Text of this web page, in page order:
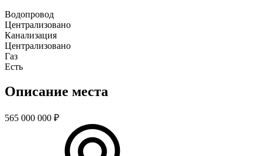
Водопровод
Централизовано
Канализация
Централизовано
Газ
Есть
Описание места
565 000 000 ₽